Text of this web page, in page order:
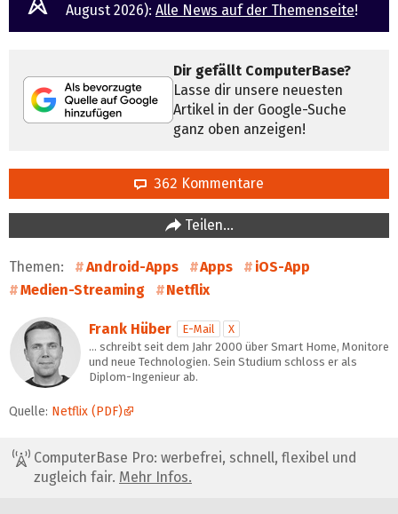
August 2026): Alle News auf der Themenseite!
Dir gefällt ComputerBase?
Lasse dir unsere neuesten
Artikel in der Google-Suche
ganz oben anzeigen!
362 Kommentare
Teilen…
Themen: Android-Apps Apps
iOS-App
Medien-Streaming
Netflix
Frank Hüber E-Mail
X
… schreibt seit dem Jahr 2000 über Smart Home, Monitore
und neue Technologien. Sein Studium schloss er als
Diplom-Ingenieur ab.
Quelle: Netflix (PDF)
ComputerBase Pro: werbefrei, schnell, flexibel und
zugleich fair. Mehr Infos.